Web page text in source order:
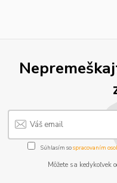
Súhlasím sospracovaním
Môžete sa